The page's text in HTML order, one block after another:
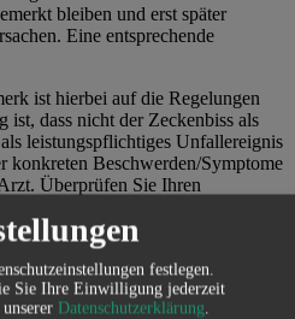
bleiben und erst später
Eine entsprechende
ist hierbei auf die Regelungen
dass nicht der Zeckenbiss als
leistungspflichtiges Unfallereignis
konkreten Beschwerden/Symptome
Überprüfen Sie Ihren
festlegen.
Sie Ihre Einwilligung jederzeit
Datenschutzerklärung.